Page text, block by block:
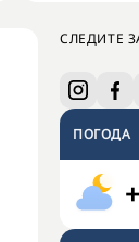
СЛЕДИТЕ
ПОГОДА